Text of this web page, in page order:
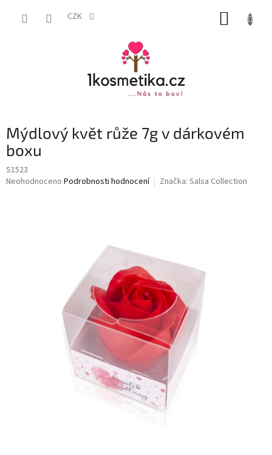
CZK
Mýdlový květ růže 7g v dárkovém
boxu
S1523
Průměrné
Neohodnoceno Podrobnosti hodnocení Značka: Salsa Collection